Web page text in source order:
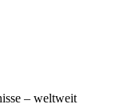
– weltweit